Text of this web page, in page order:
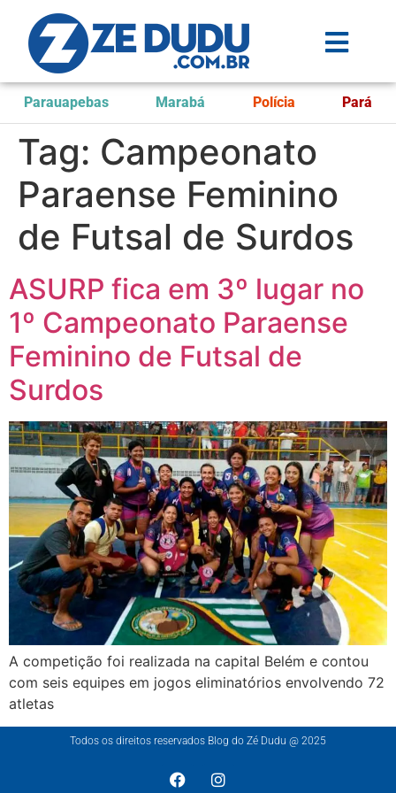
Parauapebas Marabá Polícia Pará
Tag: Campeonato
Paraense Feminino
de Futsal de Surdos
ASURP fica em 3º lugar no
1º Campeonato Paraense
Feminino de Futsal de
Surdos
A competição foi realizada na capital Belém e contou
com seis equipes em jogos eliminatórios envolvendo 72
atletas
Todos os direitos reservados Blog do Zé Dudu @ 2025